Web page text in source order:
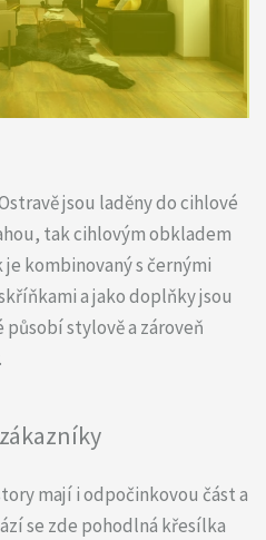
jsou laděny do cihlové
tak cihlovým obkladem
kombinovaný s černými
a jako doplňky jsou
stylově a zároveň
mají i odpočinkovou část a
se zde pohodlná křesílka